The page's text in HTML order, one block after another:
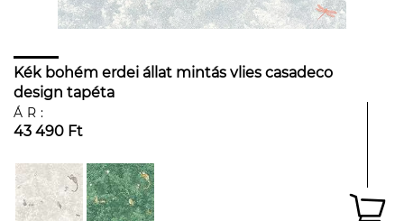
Kék bohém erdei állat mintás vlies casadeco
design tapéta
ÁR:
43 490 Ft